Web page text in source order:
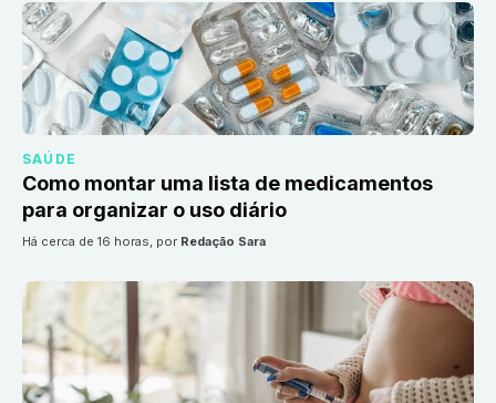
SAÚDE
Como montar uma lista de medicamentos
para organizar o uso diário
há cerca de 16 horas, por Redação Sara